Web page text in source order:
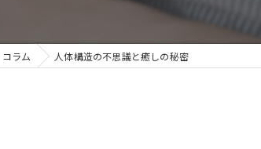
コラム 人体構造の不思議と癒しの秘密